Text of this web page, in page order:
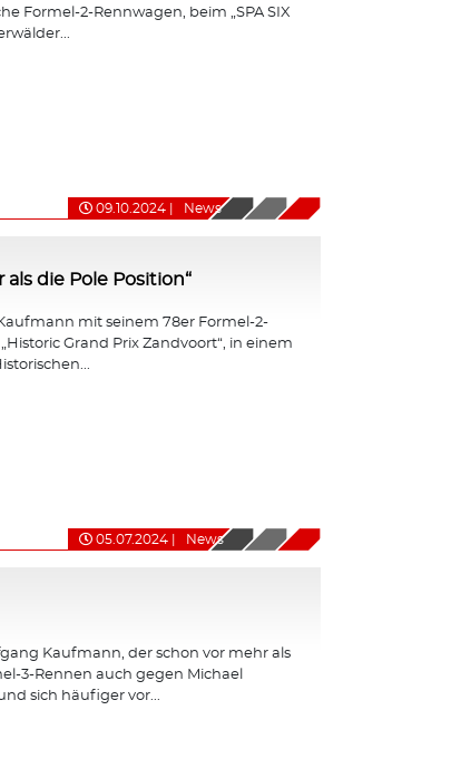
Formel-2-Rennwagen, beim „SPA SIX
09.10.2024 News
die Pole Position“
mit seinem 78er Formel-2-
Grand Prix Zandvoort“, in einem
05.07.2024 News
Kaufmann, der schon vor mehr als
3-Rennen auch gegen Michael
sich häufiger vor...